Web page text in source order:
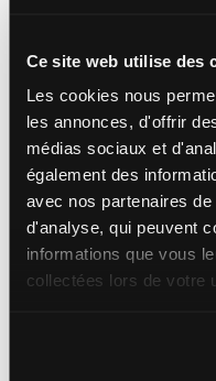
Ce site web utilise des
Les cookies nous
les annonces, d'offrir
médias sociaux et
également des
avec nos partenaires
d'analyse, qui peuvent
informations que vous
collectées lors de votre